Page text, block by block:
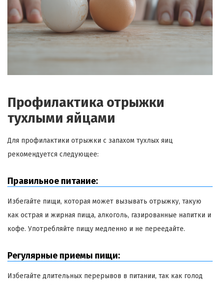
Профилактика отрыжки
тухлыми яйцами
Для профилактики отрыжки с запахом тухлых яиц
рекомендуется следующее:
Правильное питание:
Избегайте пищи, которая может вызывать отрыжку, такую
как острая и жирная пища, алкоголь, газированные напитки и
кофе. Употребляйте пищу медленно и не переедайте.
Регулярные приемы пищи:
Избегайте длительных перерывов в питании, так как голод